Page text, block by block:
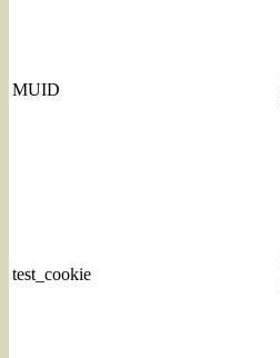
MUID
test_cookie